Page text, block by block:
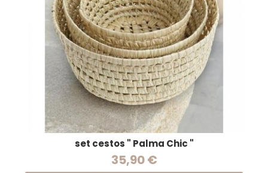
set cestos " Palma Chic "
35,90 €